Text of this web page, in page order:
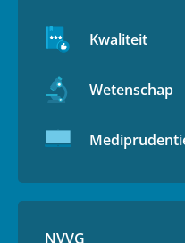
Kwaliteit
Wetenschap
NVVG